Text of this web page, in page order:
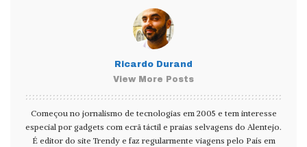
Ricardo Durand
View More Posts
Começou no jornalismo de tecnologias em 2005 e tem interesse
especial por gadgets com ecrã táctil e praias selvagens do Alentejo.
É editor do site Trendy e faz regularmente viagens pelo País em